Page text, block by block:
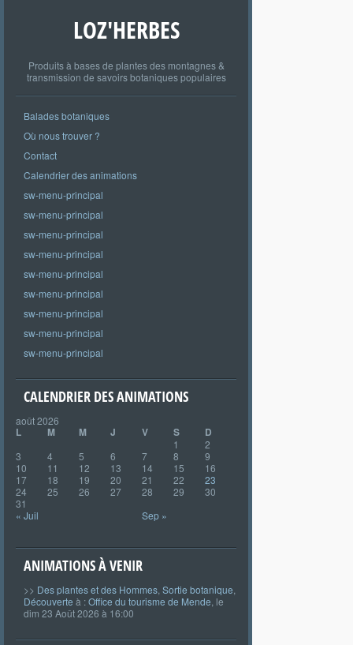
LOZ'HERBES
Produits à bases de plantes des montagnes &
transmission de savoirs botaniques populaires
Balades botaniques
Où nous trouver ?
Contact
Calendrier des animations
sw-menu-principal
sw-menu-principal
sw-menu-principal
sw-menu-principal
sw-menu-principal
sw-menu-principal
sw-menu-principal
sw-menu-principal
sw-menu-principal
CALENDRIER DES ANIMATIONS
août 2026
L M M J V S D
1
2
3
4 5 6 7 8
9
10
11 12 13 14 15
16
17
18 19 20 21 22
23
24
25 26 27 28 29
30
31
« Juil
Sep »
ANIMATIONS À VENIR
>> Des plantes et des Hommes Sortie botanique
Découverte à :Office du tourisme de Mende , le
dim 23 Août 2026 à 16:00